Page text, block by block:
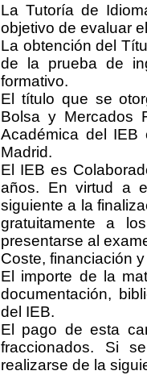
La Tutoría de
objetivo de evaluar
La obtención del
de la prueba de
formativo.
El título que se
Bolsa y Mercados
Académica del
Madrid.
El IEB es
años. En virtud a
siguiente a la
gratuitamente a
presentarse al
Coste, financiación
El importe de la
documentación,
del IEB.
El pago de esta
fraccionados. Si
realizarse de la